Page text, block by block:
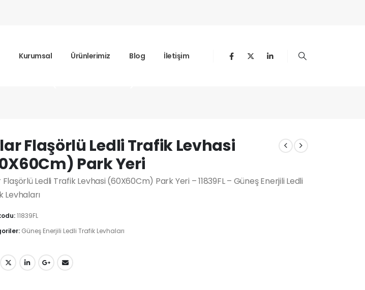
Kurumsal Ürünlerimiz Blog İletişim
(60X60Cm) Park Yeri
Flaşörlü Ledli Trafik Levhasi
Park Yeri
Flaşörlü Ledli Trafik Levhasi (60X60Cm) Park Yeri – 11839FL – Güneş Enerjili Ledli
Levhaları
11839FL
Güneş Enerjili Ledli Trafik Levhaları